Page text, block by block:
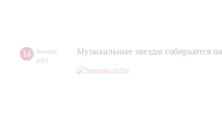
14 декабря
2019
Музыкальные звезды собираются